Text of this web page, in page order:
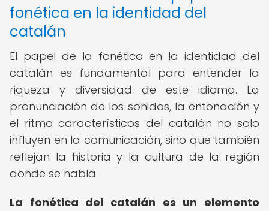
fonética en la identidad del
catalán
El papel de la fonética en la identidad del
catalán es fundamental para entender la
riqueza y diversidad de este idioma. La
pronunciación de los sonidos, la entonación y
el ritmo característicos del catalán no solo
influyen en la comunicación, sino que también
reflejan la historia y la cultura de la región
donde se habla.
La fonética del catalán es un elemento